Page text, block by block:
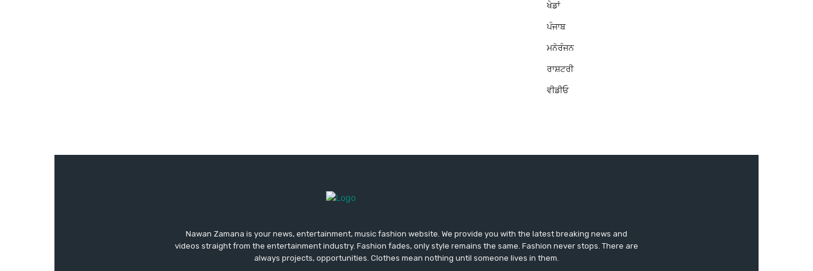
ਖੇਡਾਂ
ਪੰਜਾਬ
ਮਨੋਰੰਜਨ
ਰਾਸ਼ਟਰੀ
ਵੀਡੀਓ
Nawan Zamana is your news, entertainment, music fashion website. We provide you with the latest breaking news and
videos straight from the entertainment industry. Fashion fades, only style remains the same. Fashion never stops. There are
always projects, opportunities. Clothes mean nothing until someone lives in them.